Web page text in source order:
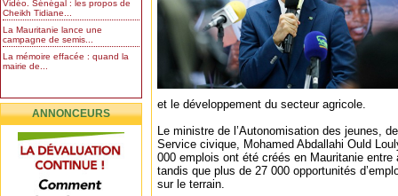
Vidéo. Sénégal : les propos de
Cheikh Tidiane...
La Mauritanie lance une
campagne de semis...
La mémoire effacée : quand la
mairie de...
ANNONCEURS
et le développement du secteur agricole.
Le ministre de l’Autonomisation des jeunes,
Service civique, Mohamed Abdallahi Ould
000 emplois ont été créés en Mauritanie
tandis que plus de 27 000 opportunités
sur le terrain.